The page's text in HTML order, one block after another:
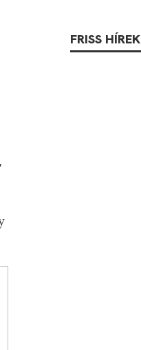
FRISS HÍREK